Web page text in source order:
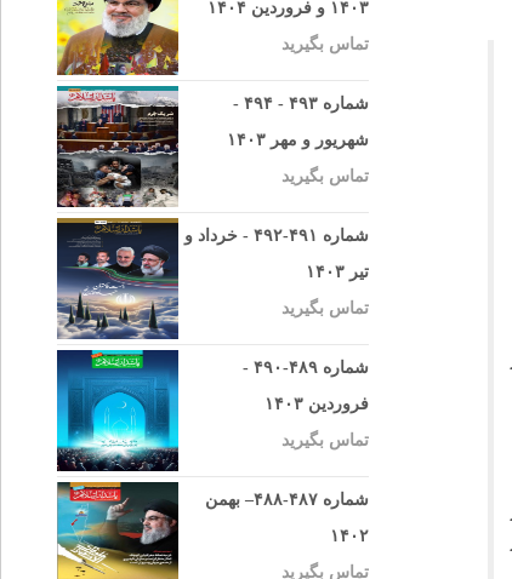
۱۴۰۳ و فروردین ۱۴۰۴
تماس بگیرید
شماره ۴۹۳ - ۴۹۴ -
شهریور و مهر ۱۴۰۳
تماس بگیرید
شماره ۴۹۱-۴۹۲ - خرداد و
تیر ۱۴۰۳
تماس بگیرید
شماره ۴۸۹-۴۹۰ -
فروردین ۱۴۰۳
تماس بگیرید
شماره ۴۸۷-۴۸۸– بهمن
۱۴۰۲
تماس بگیرید